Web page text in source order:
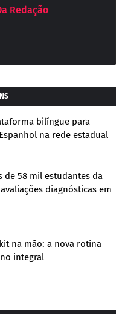
Redação
bilíngue para
na rede estadual
de 58 mil estudantes da
diagnósticas em
na mão: a nova rotina
integral